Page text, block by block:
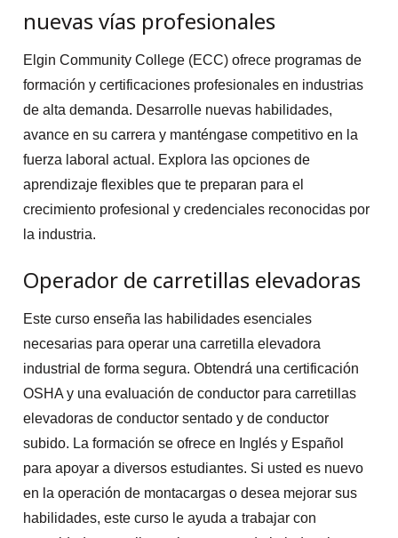
nuevas vías profesionales
Elgin Community College (ECC) ofrece programas de
formación y certificaciones profesionales en industrias
de alta demanda. Desarrolle nuevas habilidades,
avance en su carrera y manténgase competitivo en la
fuerza laboral actual. Explora las opciones de
aprendizaje flexibles que te preparan para el
crecimiento profesional y credenciales reconocidas por
la industria.
Operador de carretillas elevadoras
Este curso enseña las habilidades esenciales
necesarias para operar una carretilla elevadora
industrial de forma segura. Obtendrá una certificación
OSHA y una evaluación de conductor para carretillas
elevadoras de conductor sentado y de conductor
subido. La formación se ofrece en Inglés y Español
para apoyar a diversos estudiantes. Si usted es nuevo
en la operación de montacargas o desea mejorar sus
habilidades, este curso le ayuda a trabajar con